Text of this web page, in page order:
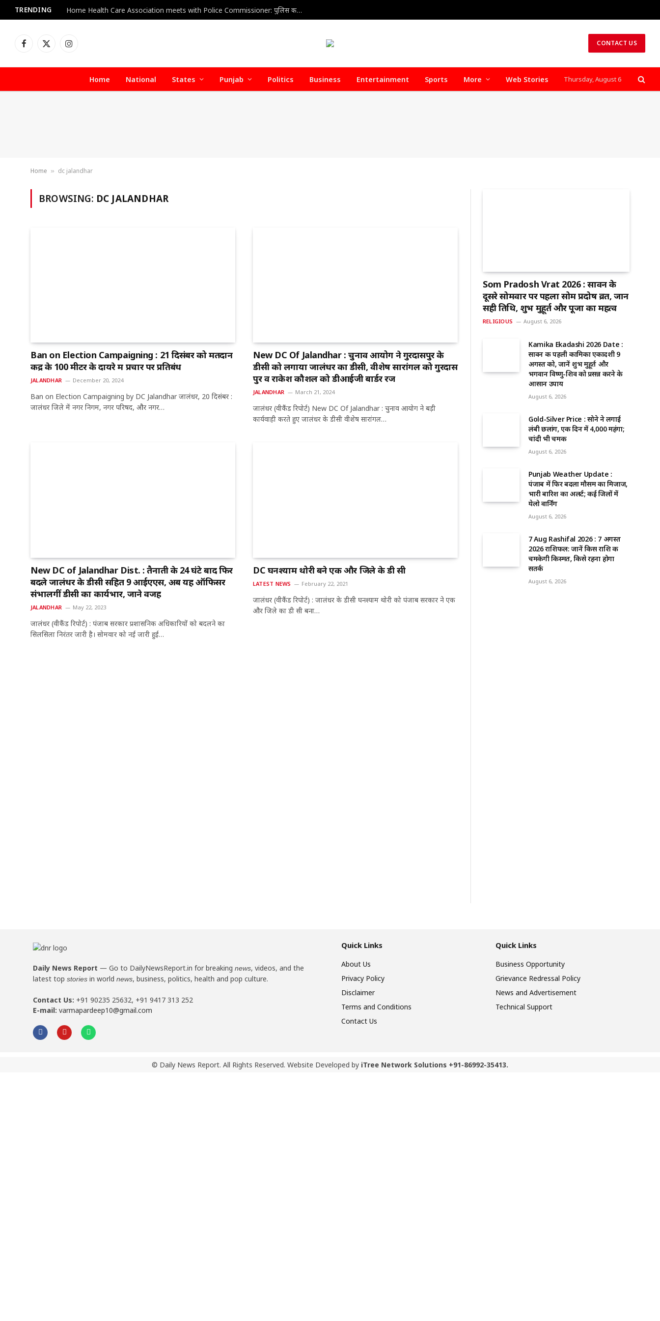
TRENDING Home Health Care Association meets with Police Commissioner: पुलिस कमिश्नर से होम हेल्थ केयर वेलफेयर एसोसिएशन की अहम बैठक, डिफॉल्टर होम हेल्थ केयर एजेंसियों पर जल्द हो सकती है सख्त कार्रवाई
Facebook
X
Instagram CONTACT US
Home National States Punjab Politics Business Entertainment Sports More Web Stories Thursday, August 6
Home » dc jalandhar
BROWSING: DC JALANDHAR
Ban on Election Campaigning : 21 दिसंबर को मतदान
केंद्र के 100 मीटर के दायरे में प्रचार पर प्रतिबंध
JALANDHAR December 20, 2024
Ban on Election Campaigning by DC Jalandhar जालंधर, 20 दिसंबर :
जालंधर जिले में नगर निगम, नगर परिषद, और नगर…
New DC Of Jalandhar : चुनाव आयोग ने गुरदासपुर के
डीसी को लगाया जालंधर का डीसी, वीशेष सारांगल को गुरदास
पुर व राकेश कौशल को डीआईजी बार्डर रेंज
JALANDHAR March 21, 2024
जालंधर (वीकैंड रिपोर्ट) New DC Of Jalandhar : चुनाव आयोग ने बड़ी
कार्यवाही करते हुए जालंधर के डीसी वीशेष सारांगल…
New DC of Jalandhar Dist. : तैनाती के 24 घंटे बाद फिर
बदले जालंधर के डीसी सहित 9 आईएएस, अब यह ऑफिसर
संभालेंगीं डीसी का कार्यभार, जाने वजह
JALANDHAR May 22, 2023
जालंधर (वीकैंड रिपोर्ट) : पंजाब सरकार प्रशासनिक अधिकारियों को बदलने का
सिलसिला निरंतर जारी है। सोमवार को नई जारी हुई…
DC घनश्याम थोरी बने एक और जिले के डी सी
LATEST NEWS February 22, 2021
जालंधर (वीकैंड रिपोर्ट) : जालंधर के डीसी घनश्याम थोरी को पंजाब सरकार ने एक
और जिले का डी सी बना…
Som Pradosh Vrat 2026 : सावन के
दूसरे सोमवार पर पहला सोम प्रदोष व्रत, जानें
सही तिथि, शुभ मुहूर्त और पूजा का महत्व
RELIGIOUS August 6, 2026
Kamika Ekadashi 2026 Date :
सावन की पहली कामिका एकादशी 9
अगस्त को, जानें शुभ मुहूर्त और
भगवान विष्णु-शिव को प्रसन्न करने के
आसान उपाय
August 6, 2026
Gold-Silver Price : सोने ने लगाई
लंबी छलांग, एक दिन में ₹4,000 महंगा;
चांदी भी चमकी
August 6, 2026
Punjab Weather Update :
पंजाब में फिर बदला मौसम का मिजाज,
भारी बारिश का अलर्ट; कई जिलों में
येलो वार्निंग
August 6, 2026
7 Aug Rashifal 2026 : 7 अगस्त
2026 राशिफल: जानें किस राशि की
चमकेगी किस्मत, किसे रहना होगा
सतर्क
August 6, 2026
Daily News Report — Go to DailyNewsReport.in for breaking news, videos, and the
latest top stories in world news, business, politics, health and pop culture.
Contact Us: +91 90235 25632, +91 9417 313 252
E-mail: varmapardeep10@gmail.com
Quick Links
About Us
Privacy Policy
Disclaimer
Terms and Conditions
Contact Us
Quick Links
Business Opportunity
Grievance Redressal Policy
News and Advertisement
Technical Support
© Daily News Report. All Rights Reserved. Website Developed by iTree Network Solutions +91-86992-35413.